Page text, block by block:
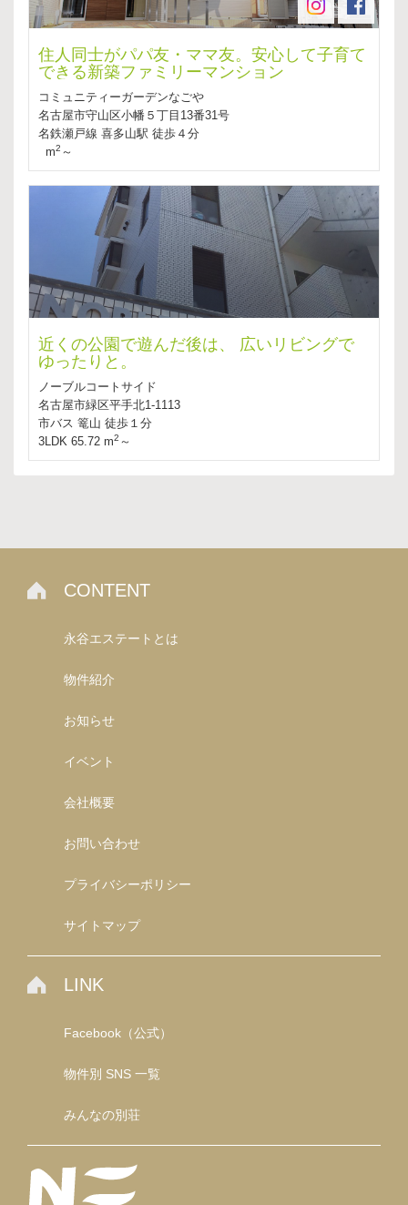
住人同士がパパ友・ママ友。安心して子育て
できる新築ファミリーマンション
コミュニティーガーデンなごや
名古屋市守山区小幡５丁目13番31号
名鉄瀬戸線 喜多山駅 徒歩４分
m2 ～
近くの公園で遊んだ後は、 広いリビングで
ゆったりと。
ノーブルコートサイド
名古屋市緑区平手北1-1113
市バス 篭山 徒歩１分
3LDK 65.72 m2 ～
CONTENT
永谷エステートとは
物件紹介
お知らせ
イベント
会社概要
お問い合わせ
プライバシーポリシー
サイトマップ
LINK
Facebook（公式）
物件別 SNS 一覧
みんなの別荘